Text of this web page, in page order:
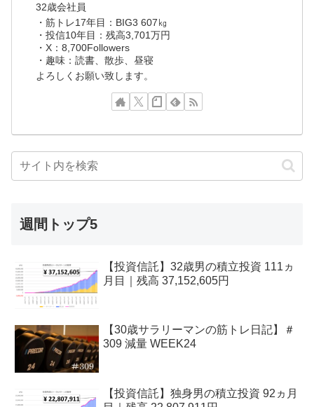
32歳会社員
・筋トレ17年目：BIG3 607㎏
・投信10年目：残高3,701万円
・X：8,700Followers
・趣味：読書、散歩、昼寝
よろしくお願い致します。
週間トップ5
【投資信託】32歳男の積立投資 111ヵ
月目｜残高 37,152,605円
【30歳サラリーマンの筋トレ日記】＃
309 減量 WEEK24
【投資信託】独身男の積立投資 92ヵ月